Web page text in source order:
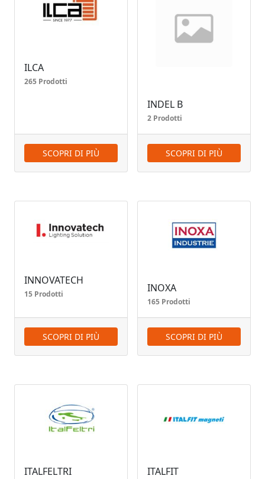
ILCA
265 Prodotti
SCOPRI DI PIÙ
INDEL B
2 Prodotti
SCOPRI DI PIÙ
INNOVATECH
15 Prodotti
SCOPRI DI PIÙ
INOXA
165 Prodotti
SCOPRI DI PIÙ
ITALFELTRI ITALFIT